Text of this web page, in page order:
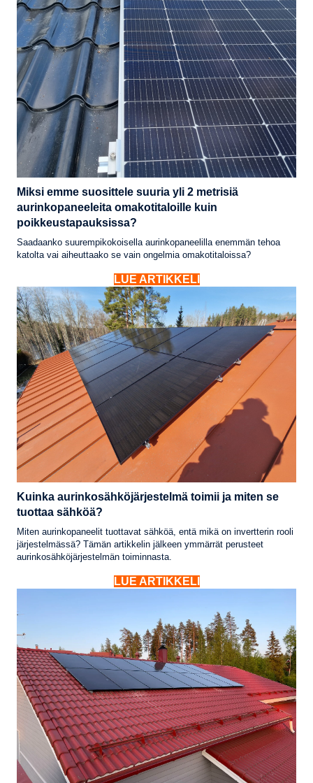
Miksi emme suosittele suuria yli 2 metrisiä
aurinkopaneeleita omakotitaloille kuin
poikkeustapauksissa?
Saadaanko suurempikokoisella aurinkopaneelilla enemmän tehoa
katolta vai aiheuttaako se vain ongelmia omakotitaloissa?
LUE ARTIKKELI
Kuinka aurinkosähköjärjestelmä toimii ja miten se
tuottaa sähköä?
Miten aurinkopaneelit tuottavat sähköä, entä mikä on invertterin rooli
järjestelmässä? Tämän artikkelin jälkeen ymmärrät perusteet
aurinkosähköjärjestelmän toiminnasta.
LUE ARTIKKELI